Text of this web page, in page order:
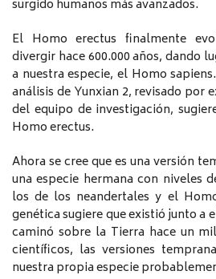
surgido humanos más avanzados.
El Homo erectus finalmente
divergir hace 600.000 años, dando
a nuestra especie, el Homo
análisis de Yunxian 2, revisado por
del equipo de investigación,
Homo erectus.
Ahora se cree que es una versión
una especie hermana con niveles
los de los neandertales y el
genética sugiere que existió junto a
caminó sobre la Tierra hace un
científicos, las versiones
nuestra propia especie